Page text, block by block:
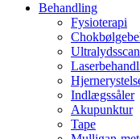
Behandling
Fysioterapi
Indlægssåler
Akupunktur
Tape